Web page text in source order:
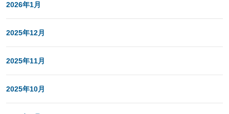
2026年1月
2025年12月
2025年11月
2025年10月